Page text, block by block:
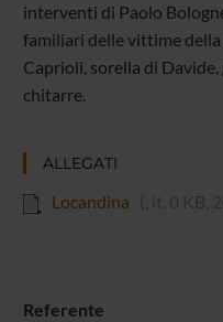
interventi di Paolo
familiari delle vittime
Caprioli, sorella di
chitarre.
ALLEGATI
Locandina
Referente